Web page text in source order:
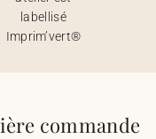
labellisé
Imprim’vert®
commande